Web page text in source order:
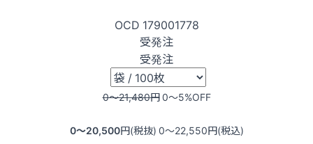
OCD 179001778
受発注
受発注
0〜21,480円0〜5%OFF
0〜20,500円(税抜) 0〜22,550円(税込)